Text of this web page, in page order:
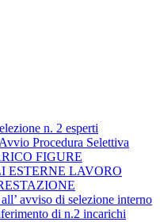
n. 2 esperti
Procedura Selettiva
FIGURE
ESTERNE LAVORO
avviso di selezione interno
di n.2 incarichi